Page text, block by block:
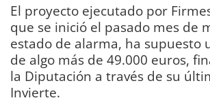
El proyecto ejecutado por
que se inició el pasado mes de
estado de alarma, ha supuesto
de algo más de 49.000 euros,
la Diputación a través de su
Invierte.